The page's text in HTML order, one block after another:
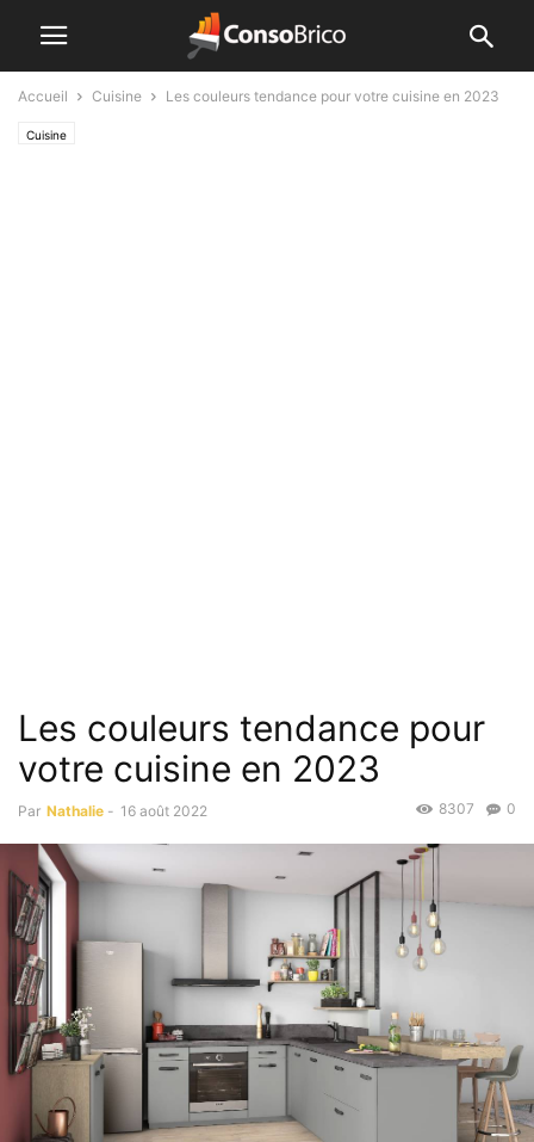
Accueil Cuisine Les couleurs tendance pour votre cuisine en 2023
Cuisine
Les couleurs tendance pour
votre cuisine en 2023
Par Nathalie - 16 août 2022 0
8307